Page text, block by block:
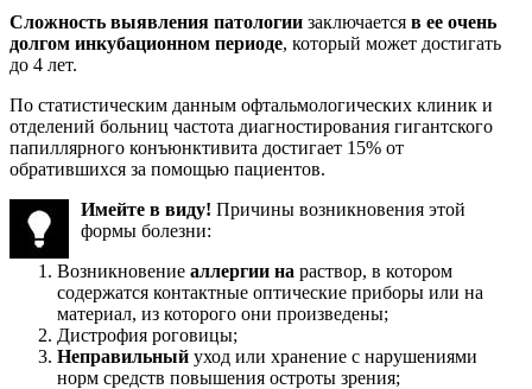
Сложность выявления патологии заключается в ее очень
долгом инкубационном периоде, который может достигать
до 4 лет.
По статистическим данным офтальмологических клиник и
отделений больниц частота диагностирования гигантского
папиллярного конъюнктивита достигает 15% от
обратившихся за помощью пациентов.
Имейте в виду! Причины возникновения этой
формы болезни:
Возникновение аллергии на раствор, в котором
содержатся контактные оптические приборы или на
материал, из которого они произведены;
Дистрофия роговицы;
Неправильный уход или хранение с нарушениями
норм средств повышения остроты зрения;